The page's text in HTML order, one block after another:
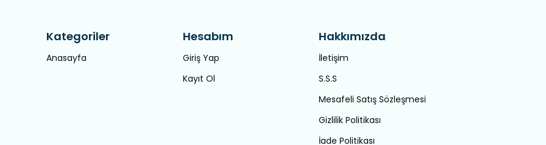
Kategoriler
Anasayfa
Hesabım
Giriş Yap
Kayıt Ol
Hakkımızda
İletişim
S.S.S
Mesafeli Satış Sözleşmesi
Gizlilik Politikası
İade Politikası